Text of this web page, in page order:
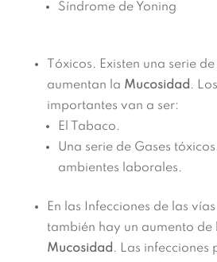
Síndrome de Yoning
Tóxicos. Existen una serie
aumentan la Mucosidad .
importantes van a ser:
El Tabaco.
Una serie de Gases
ambientes laborales.
En las Infecciones de las
también hay un aumento de
Mucosidad . Las infecciones